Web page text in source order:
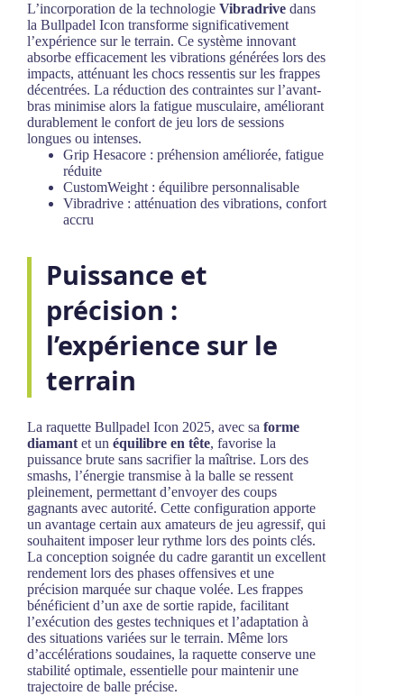
L’incorporation de la technologie Vibradrive dans
la Bullpadel Icon transforme significativement
l’expérience sur le terrain. Ce système innovant
absorbe efficacement les vibrations générées lors des
impacts, atténuant les chocs ressentis sur les frappes
décentrées. La réduction des contraintes sur l’avant-
bras minimise alors la fatigue musculaire, améliorant
durablement le confort de jeu lors de sessions
longues ou intenses.
Grip Hesacore : préhension améliorée, fatigue
réduite
CustomWeight : équilibre personnalisable
Vibradrive : atténuation des vibrations, confort
accru
Puissance et
précision :
l’expérience sur le
terrain
La raquette Bullpadel Icon 2025, avec sa forme
diamantet un équilibre en tête, favorise la
puissance brute sans sacrifier la maîtrise. Lors des
smashs, l’énergie transmise à la balle se ressent
pleinement, permettant d’envoyer des coups
gagnants avec autorité. Cette configuration apporte
un avantage certain aux amateurs de jeu agressif, qui
souhaitent imposer leur rythme lors des points clés.
La conception soignée du cadre garantit un excellent
rendement lors des phases offensives et une
précision marquée sur chaque volée. Les frappes
bénéficient d’un axe de sortie rapide, facilitant
l’exécution des gestes techniques et l’adaptation à
des situations variées sur le terrain. Même lors
d’accélérations soudaines, la raquette conserve une
stabilité optimale, essentielle pour maintenir une
trajectoire de balle précise.